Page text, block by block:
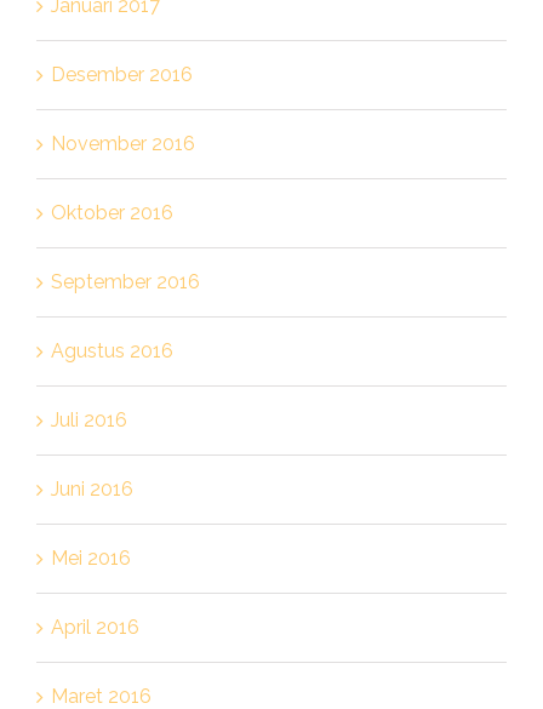
Januari 2017
Desember 2016
November 2016
Oktober 2016
September 2016
Agustus 2016
Juli 2016
Juni 2016
Mei 2016
April 2016
Maret 2016